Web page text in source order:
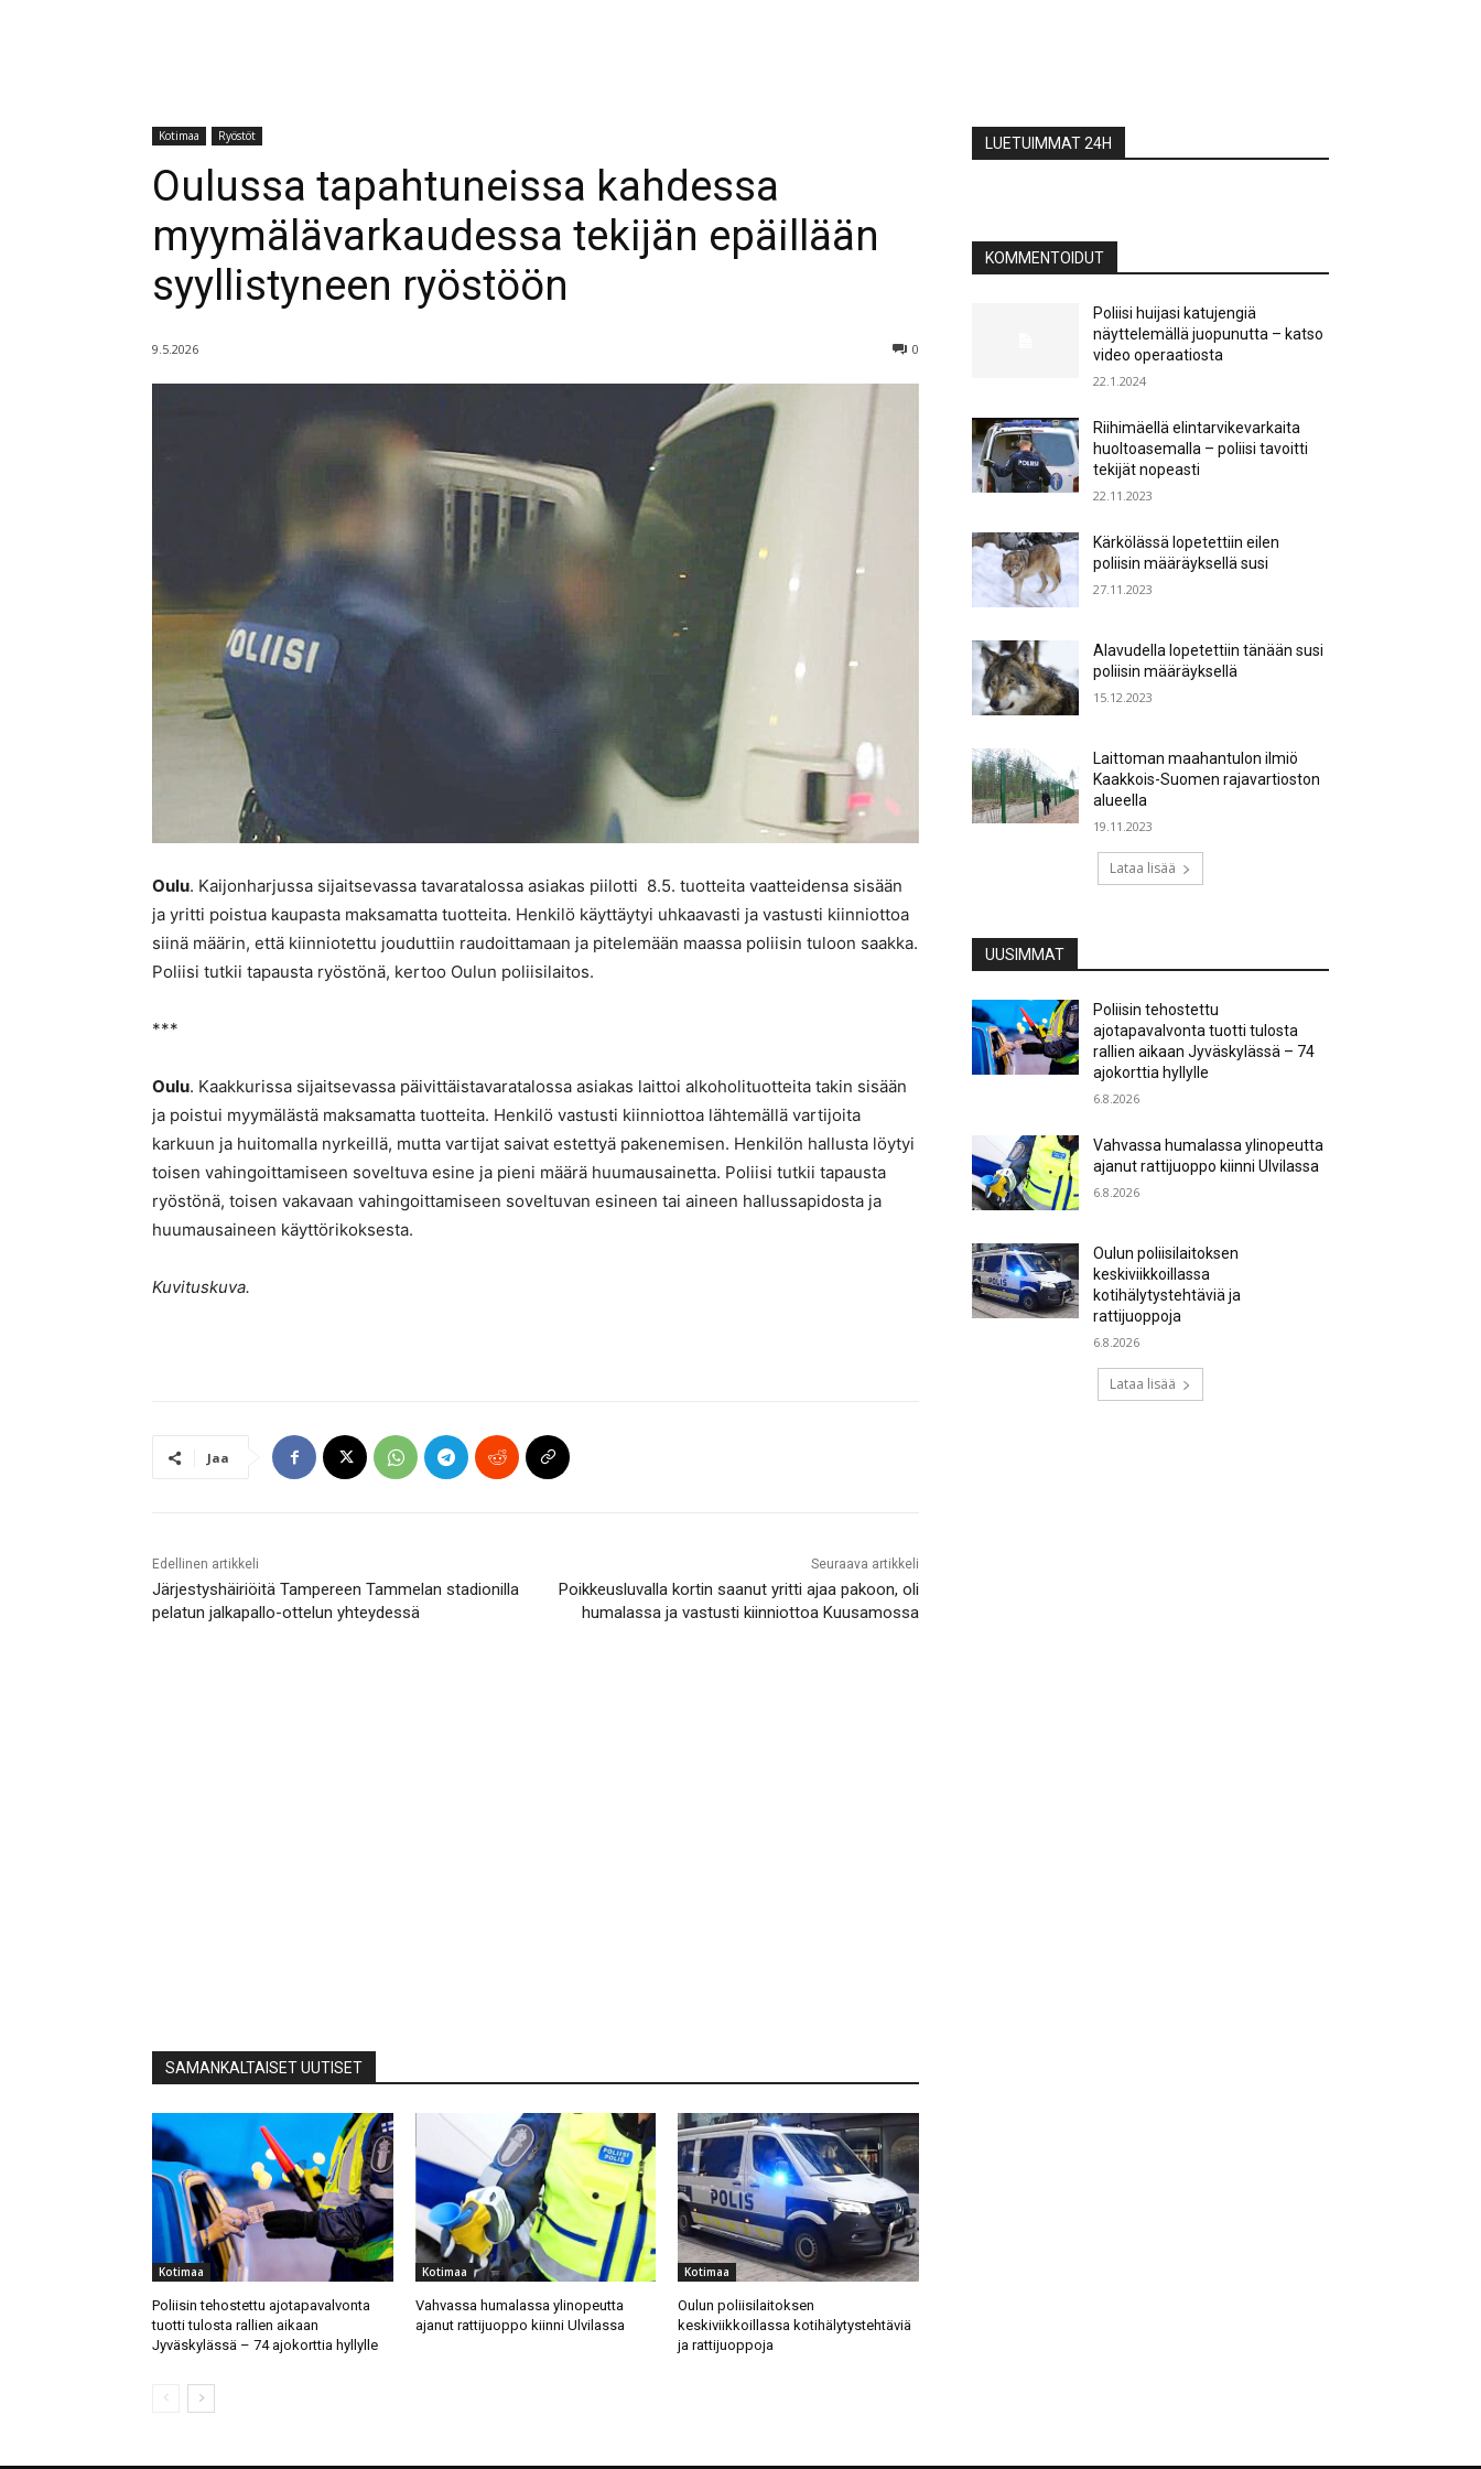
Kotimaa Ryöstöt
Oulussa tapahtuneissa kahdessa
myymälävarkaudessa tekijän epäillään
syyllistyneen ryöstöön
9.5.2026 0
Oulu. Kaijonharjussa sijaitsevassa tavaratalossa asiakas piilotti 8.5. tuotteita vaatteidensa sisään
ja yritti poistua kaupasta maksamatta tuotteita. Henkilö käyttäytyi uhkaavasti ja vastusti kiinniottoa
siinä määrin, että kiinniotettu jouduttiin raudoittamaan ja pitelemään maassa poliisin tuloon saakka.
Poliisi tutkii tapausta ryöstönä, kertoo Oulun poliisilaitos.
***
Oulu. Kaakkurissa sijaitsevassa päivittäistavaratalossa asiakas laittoi alkoholituotteita takin sisään
ja poistui myymälästä maksamatta tuotteita. Henkilö vastusti kiinniottoa lähtemällä vartijoita
karkuun ja huitomalla nyrkeillä, mutta vartijat saivat estettyä pakenemisen. Henkilön hallusta löytyi
toisen vahingoittamiseen soveltuva esine ja pieni määrä huumausainetta. Poliisi tutkii tapausta
ryöstönä, toisen vakavaan vahingoittamiseen soveltuvan esineen tai aineen hallussapidosta ja
huumausaineen käyttörikoksesta.
Kuvituskuva.
Jaa
Edellinen artikkeli
Järjestyshäiriöitä Tampereen Tammelan stadionilla
pelatun jalkapallo-ottelun yhteydessä
Seuraava artikkeli
Poikkeusluvalla kortin saanut yritti ajaa pakoon, oli
humalassa ja vastusti kiinniottoa Kuusamossa
SAMANKALTAISET UUTISET
Kotimaa
Poliisin tehostettu ajotapavalvonta
tuotti tulosta rallien aikaan
Jyväskylässä – 74 ajokorttia hyllylle
Kotimaa
Vahvassa humalassa ylinopeutta
ajanut rattijuoppo kiinni Ulvilassa
Kotimaa
Oulun poliisilaitoksen
keskiviikkoillassa kotihälytystehtäviä
ja rattijuoppoja
LUETUIMMAT 24H
KOMMENTOIDUT
Poliisi huijasi katujengiä
näyttelemällä juopunutta – katso
video operaatiosta
22.1.2024
Riihimäellä elintarvikevarkaita
huoltoasemalla – poliisi tavoitti
tekijät nopeasti
22.11.2023
Kärkölässä lopetettiin eilen
poliisin määräyksellä susi
27.11.2023
Alavudella lopetettiin tänään susi
poliisin määräyksellä
15.12.2023
Laittoman maahantulon ilmiö
Kaakkois-Suomen rajavartioston
alueella
19.11.2023
Lataa lisää
UUSIMMAT
Poliisin tehostettu
ajotapavalvonta tuotti tulosta
rallien aikaan Jyväskylässä – 74
ajokorttia hyllylle
6.8.2026
Vahvassa humalassa ylinopeutta
ajanut rattijuoppo kiinni Ulvilassa
6.8.2026
Oulun poliisilaitoksen
keskiviikkoillassa
kotihälytystehtäviä ja
rattijuoppoja
6.8.2026
Lataa lisää